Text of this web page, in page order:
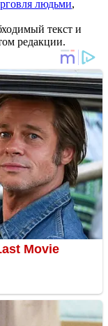
людьми,
текст и
редакции.